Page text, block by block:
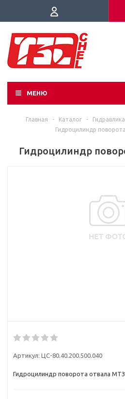
МЕНЮ
Главная - Каталог - Гидравлика
Гидроцилиндр
Гидроцилиндр
Артикул: ЦС-80.40.200.500.040
Гидроцилиндр поворота отвала